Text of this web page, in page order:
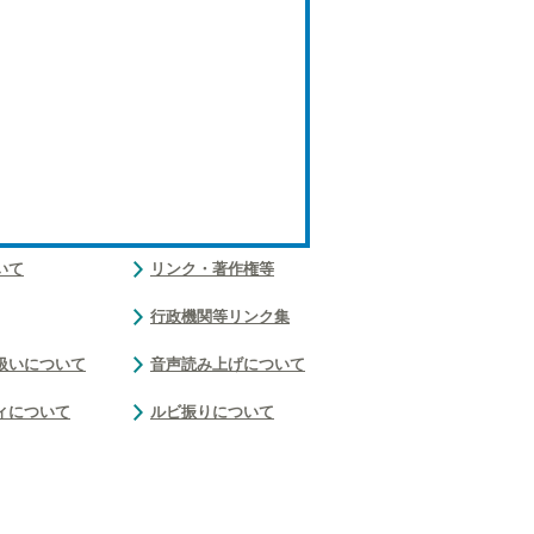
て
いについて
について
リンク・著作権等
行政機関等リンク集
音声読み上げについて
ルビ振りについて